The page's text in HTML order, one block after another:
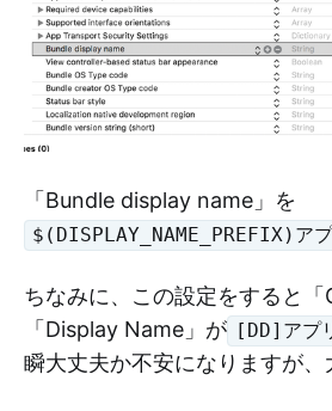
「Bundle display name」を
$(DISPLAY_NAME_PREFIX)ア
ちなみに、この設定をすると
「Display Name」が [DD]アプ
瞬大丈夫か不安になりますが、